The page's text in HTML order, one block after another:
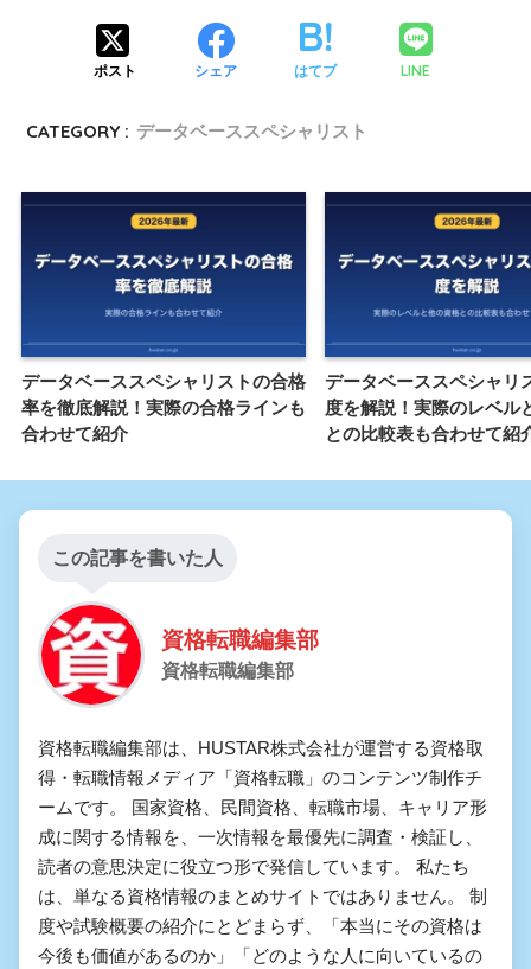
ポスト シェア はてブ LINE
CATEGORY : データベーススペシャリスト
データベーススペシャリストの合格
率を徹底解説！実際の合格ラインも
合わせて紹介
データベーススペシャリ
度を解説！実際のレベル
との比較表も合わせて紹
この記事を書いた人
資格転職編集部
資格転職編集部
資格転職編集部は、HUSTAR株式会社が運営する資格取
得・転職情報メディア「資格転職」のコンテンツ制作チ
ームです。 国家資格、民間資格、転職市場、キャリア形
成に関する情報を、一次情報を最優先に調査・検証し、
読者の意思決定に役立つ形で発信しています。 私たち
は、単なる資格情報のまとめサイトではありません。 制
度や試験概要の紹介にとどまらず、「本当にその資格は
今後も価値があるのか」「どのような人に向いているの